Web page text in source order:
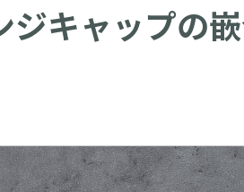
キャップの